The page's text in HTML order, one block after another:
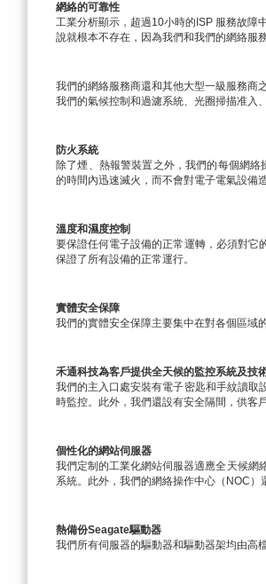
網絡的可靠性
工業分析顯示，超過10小時的ISP 服務故障
說就根本不存在，因為我們和我們的網絡服
我們的網絡服務商還和其他大型一級服務商
我們的氣候控制和過濾系統、光圈掃描准入
防火系統
除了煙、熱報警裝置之外，我們的每個網
的時間內迅速滅火，而不會對電子電氣設備
溫度和濕度控制
要保證任何電子設備的正常運轉，必須對它
保證了所有設備的正常運行。
實體安全保障
我們的實體安全保障主要集中在對各個區域
禾通科技為客戶提供全天候的監控系統及技
我們的主入口處安裝有電子密匙和手紋讀取
時監控。此外，我們還設有安全隔間，供客
個性化的網站伺服器
我們定制的工業化網站伺服器適應全天候
系統。此外，我們的網絡操作中心（NOC
熱備份Seagate驅動器
我們所有伺服器的驅動器和驅動器架均由高